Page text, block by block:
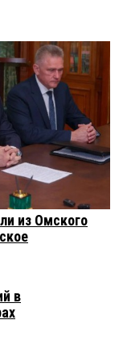
из Омского
в